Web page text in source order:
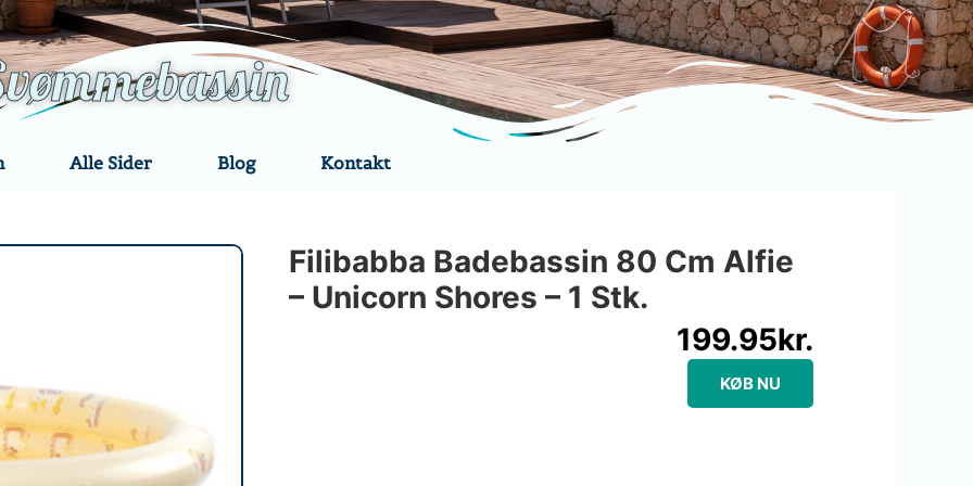
Alle Sider Blog Kontakt
Filibabba Badebassin 80 Cm Alfie
– Unicorn Shores – 1 Stk.
199.95kr.
KØB NU